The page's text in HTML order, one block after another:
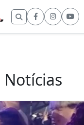
Buscar por:
Notícias